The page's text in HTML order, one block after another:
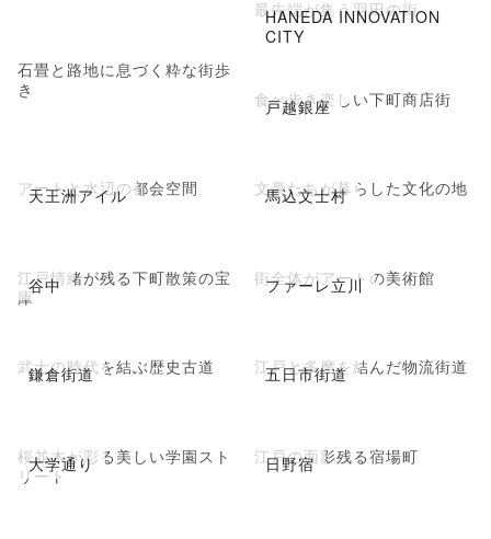
石畳と路地に息づく粋な街歩
き
HANEDA INNOVATION
CITY
最先端が集う羽田の街
戸越銀座
食べ歩き楽しい下町商店街
天王洲アイル
アートと水辺の都会空間 馬込文士村
文豪たちが暮らした文化の地
谷中
江戸情緒が残る下町散策の宝
庫
ファーレ立川
街全体がアートの美術館
鎌倉街道
武士の時代を結ぶ歴史古道 五日市街道
江戸と多摩を結んだ物流街道
大学通り
桜並木が彩る美しい学園スト
リート
日野宿
江戸の面影残る宿場町